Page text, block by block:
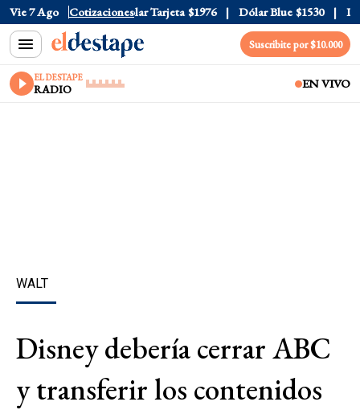
Vie 7 Ago Cotizaciones
Oficial $1520 Dólar Tarjeta $1976 Dólar Blue $1530
Suscribite por $10.000
EL DESTAPE
RADIO EN VIVO
WALT
Disney debería cerrar ABC
y transferir los contenidos